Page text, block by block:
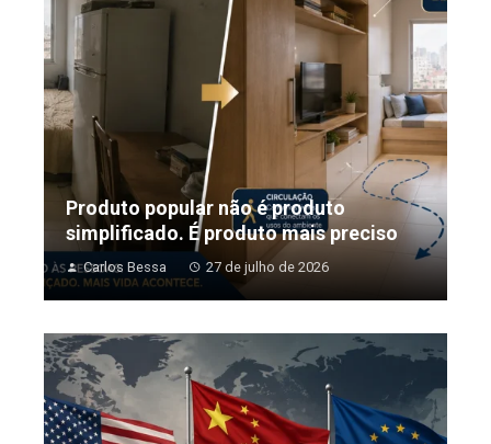
Produto popular não é produto
simplificado. É produto mais preciso
Carlos Bessa 27 de julho de 2026